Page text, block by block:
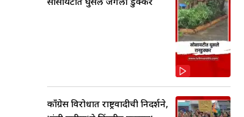
काँग्रेस विरोधात राष्ट्रवादीची निदर्शने,